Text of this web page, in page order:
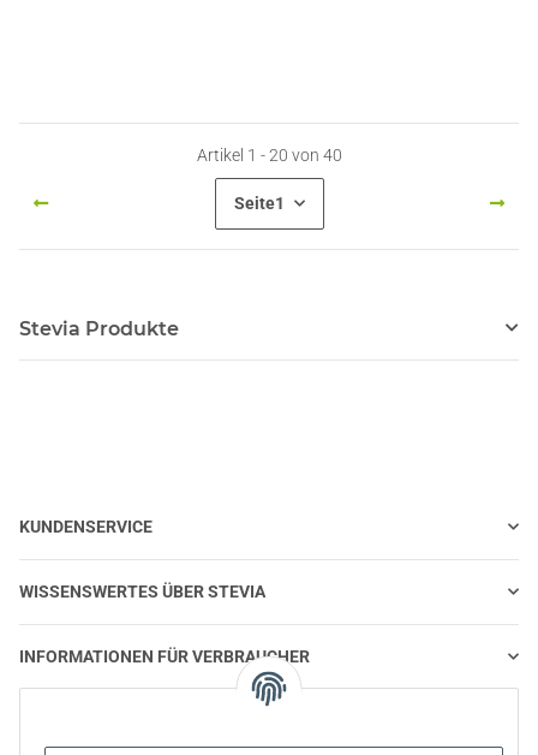
Artikel 1 - 20 von 40
Seite1
Stevia Produkte
KUNDENSERVICE
WISSENSWERTES ÜBER STEVIA
INFORMATIONEN FÜR VERBRAUCHER